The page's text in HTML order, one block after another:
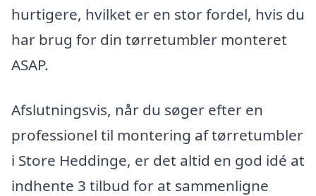
hurtigere, hvilket er en stor fordel, hvis du
har brug for din tørretumbler monteret
ASAP.
Afslutningsvis, når du søger efter en
professionel til montering af tørretumbler
i Store Heddinge, er det altid en god idé at
indhente 3 tilbud for at sammenligne